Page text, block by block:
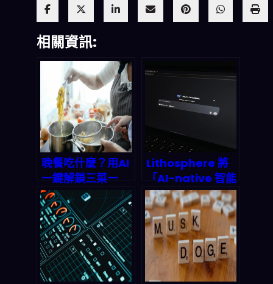
相關資訊:
晚餐吃什麼？用AI
一鍵解鎖三菜一
湯，告別選擇障
礙！
Lithosphere 將
「AI-native 智能
合約」變成可即時
執行的交易引擎：
2026 你該怎麼看
DeFi 與自動化市
場